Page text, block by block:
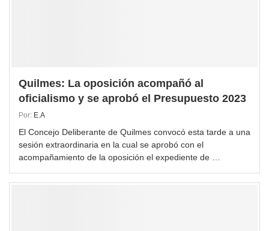
Quilmes: La oposición acompañó al
oficialismo y se aprobó el Presupuesto 2023
Por: E.A
El Concejo Deliberante de Quilmes convocó esta tarde a una
sesión extraordinaria en la cual se aprobó con el
acompañamiento de la oposición el expediente de …